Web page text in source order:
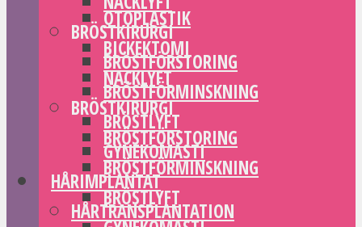
BRÖSTKIRURGI
BRÖSTFÖRSTORING
BRÖSTFÖRMINSKNING
BRÖSTLYFT
GYNEKOMASTI
HÅRIMPLANTAT
HÅRTRANSPLANTATION
OTOPLASTIK
BICKEKTOMI
NACKLYFT
BRÖSTKIRURGI
BRÖSTFÖRSTORING
BRÖSTFÖRMINSKNING
BRÖSTLYFT